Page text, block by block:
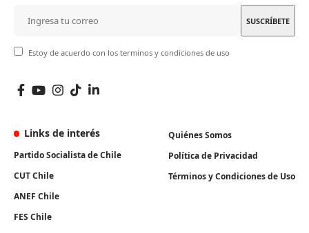
Estoy de acuerdo con los terminos y condiciones de uso
Links de interés
Partido Socialista de Chile
CUT Chile
ANEF Chile
FES Chile
Quiénes Somos
Política de Privacidad
Términos y Condiciones de Uso